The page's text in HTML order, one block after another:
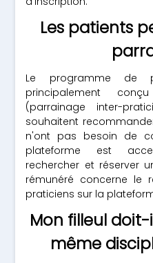
Les patients
Le programme de
principalement
(parrainage inter-
souhaitent
n'ont pas besoin de
plateforme est
rechercher et réserver
rémunéré concerne le
praticiens sur la
Mon filleul
même